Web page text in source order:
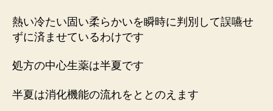
熱い冷たい固い柔らかいを瞬時に判別して誤嚥せ
ずに済ませているわけです
処方の中心生薬は半夏です
半夏は消化機能の流れをととのえます